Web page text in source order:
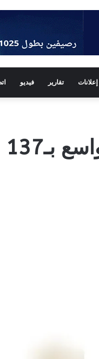
إعلانات تقارير فيديو
الإمارات تعلن إحباط هجوم إيراني واسع بـ137